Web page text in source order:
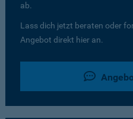
ab.
Lass dich jetzt beraten oder
Angebot direkt hier an.